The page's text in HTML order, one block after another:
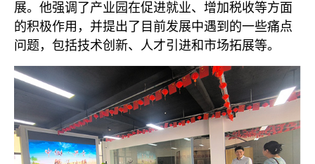
展。他强调了产业园在促进就业、增加税收等方面
的积极作用，并提出了目前发展中遇到的一些痛点
问题，包括技术创新、人才引进和市场拓展等。